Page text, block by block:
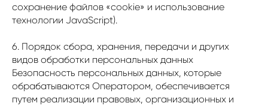
сохранение файлов «cookie» и использование
технологии JavaScript).
6. Порядок сбора, хранения, передачи и других
видов обработки персональных данных
Безопасность персональных данных, которые
обрабатываются Оператором, обеспечивается
путем реализации правовых, организационных и